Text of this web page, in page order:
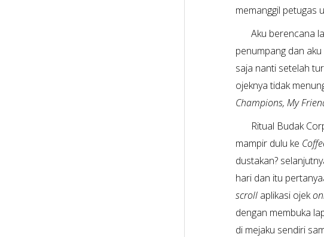
memanggil petugas
Aku berencana
penumpang dan
saja nanti setelah
ojeknya tidak
Champions, My
Ritual Budak
mampir dulu ke
dustakan?
hari dan itu
scroll aplikasi ojek
dengan membuka
di mejaku sendiri